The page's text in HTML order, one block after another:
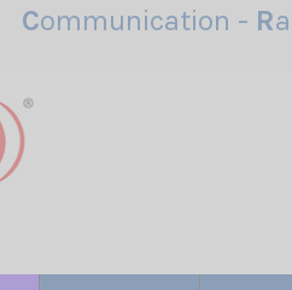
Communication - R